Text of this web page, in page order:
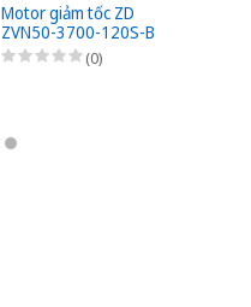
Motor giảm tốc ZD
ZVN50-3700-120S-B
5HP (3,7kW) - 1/120 -
kiểu lắp Mặt bích 3 Pha
lưu nhanh từ AC sang
(0)